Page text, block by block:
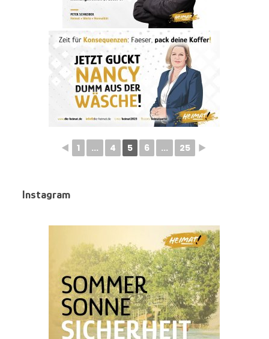
◄ 1 ... 4 5 6 ... 25 ►
Instagram